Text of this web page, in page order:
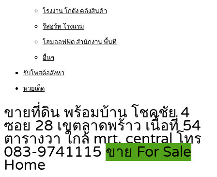
โรงงาน โกดัง คลังสินค้า
รีสอร์ท โรงแรม
โฮมออฟฟิต สำนักงาน พื้นที่
อื่นๆ
รับโพสต์อสังหา
หวยเด็ด
ขายที่ดิน พร้อมบ้าน โชคชัย 4
ซอย 28 เขตลาดพร้าว เนื้อที่ 54
ตารางวา ใกล้ mrt, central โทร
083-9741115 ขาย For Sale
Home